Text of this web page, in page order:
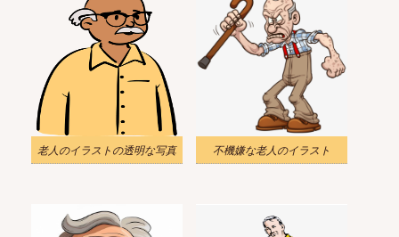
老人のイラストの透明な写真 不機嫌な老人のイラスト